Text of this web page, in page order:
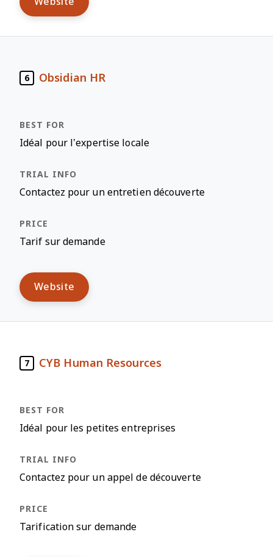
6 Obsidian HR
Idéal pour l’expertise locale
Contactez pour un entretien découverte
Tarif sur demande
Website
7 CYB Human Resources
Idéal pour les petites entreprises
Contactez pour un appel de découverte
Tarification sur demande